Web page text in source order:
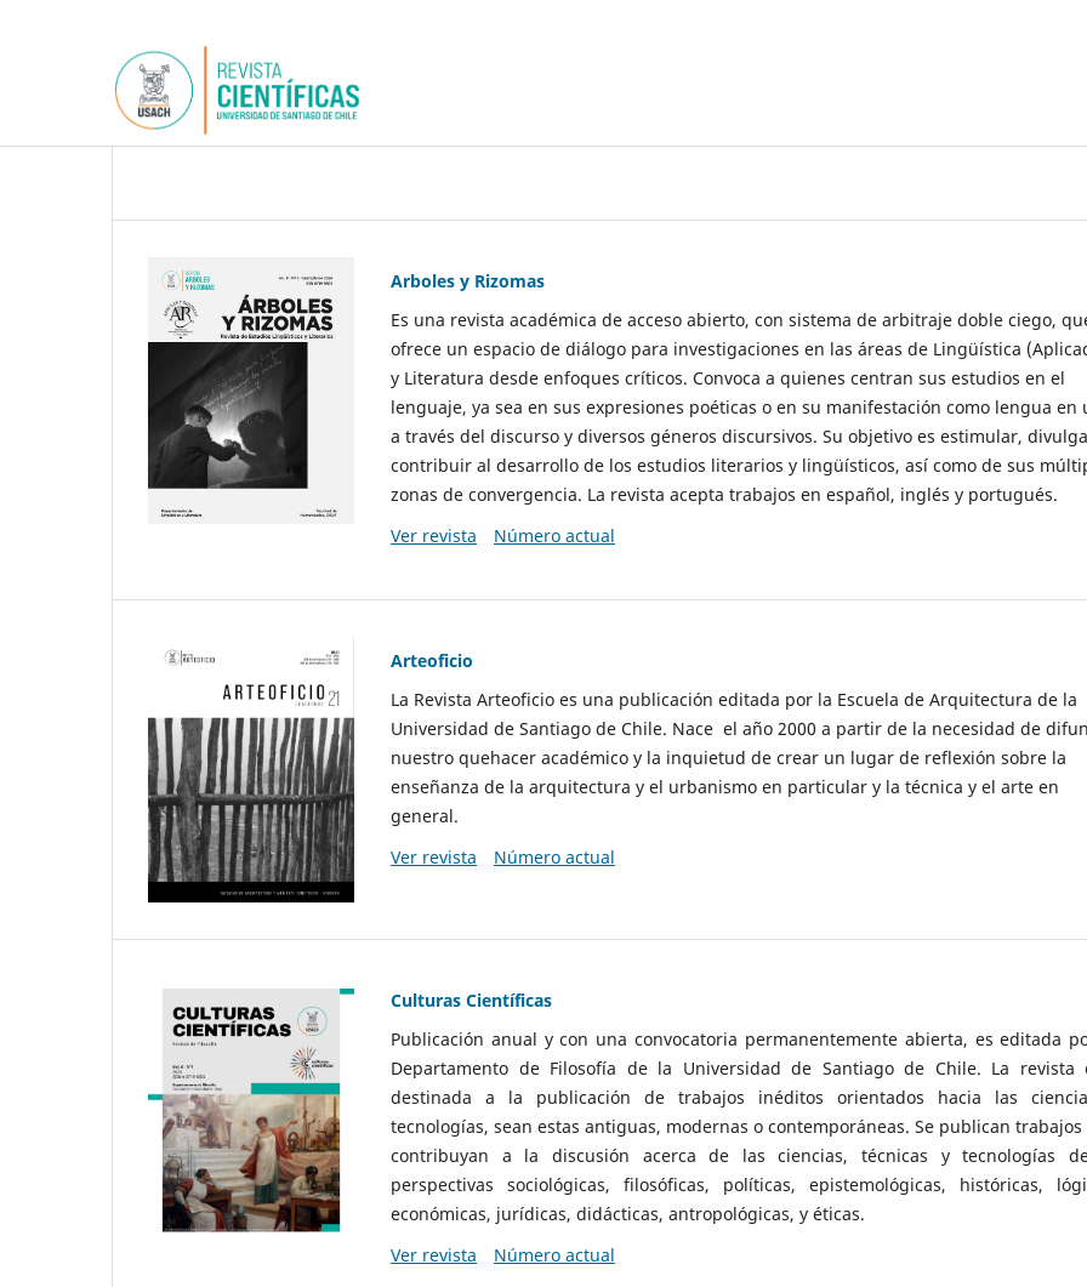
Arboles y Rizomas
Es una revista académica de acceso abierto, con sistema de arbitraje doble ciego,
ofrece un espacio de diálogo para investigaciones en las áreas de Lingüística
y Literatura desde enfoques críticos. Convoca a quienes centran sus estudios en el
lenguaje, ya sea en sus expresiones poéticas o en su manifestación como lengua en
a través del discurso y diversos géneros discursivos. Su objetivo es estimular,
contribuir al desarrollo de los estudios literarios y lingüísticos, así como de sus
zonas de convergencia. La revista acepta trabajos en español, inglés y portugués.
Ver revista
Número actual
Arteoficio
La Revista Arteoficio es una publicación editada por la Escuela de Arquitectura de la
Universidad de Santiago de Chile. Nace el año 2000 a partir de la necesidad de
nuestro quehacer académico y la inquietud de crear un lugar de reflexión sobre la
enseñanza de la arquitectura y el urbanismo en particular y la técnica y el arte en
general.
Ver revista
Número actual
Culturas Científicas
Publicación anual y con una convocatoria permanentemente abierta, es editada
Departamento de Filosofía de la Universidad de Santiago de Chile. La revista
destinada a la publicación de trabajos inéditos orientados hacia las
tecnologías, sean estas antiguas, modernas o contemporáneas. Se publican
contribuyan a la discusión acerca de las ciencias, técnicas y tecnologías
perspectivas sociológicas, filosóficas, políticas, epistemológicas, históricas,
económicas, jurídicas, didácticas, antropológicas, y éticas.
Ver revista
Número actual